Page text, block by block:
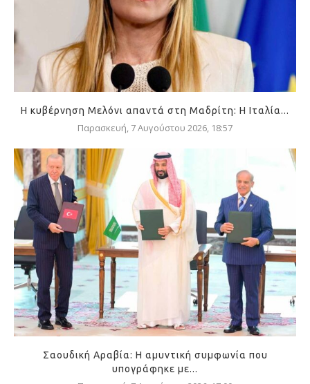
Η κυβέρνηση Μελόνι απαντά στη Μαδρίτη: Η Ιταλία...
Παρασκευή, 7 Αυγούστου 2026, 18:57
Σαουδική Αραβία: Η αμυντική συμφωνία που
υπογράφηκε με...